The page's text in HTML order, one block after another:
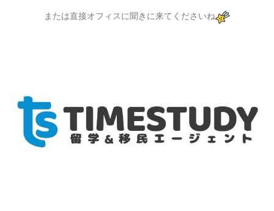
または直接オフィスに聞きに来てくださいね